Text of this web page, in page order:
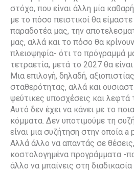
στόχο, που είναι άλλη μία
με το πόσο πειστικοί θα
παραδοτέα μας, την
μας, αλλά και το πόσο θα
πλειοψηφία- ότι το πρόγραμμά
τετραετία, μετά το 2027 θα
Μια επιλογή, δηλαδή,
σταθερότητας, αλλά και
ψεύτικες υποσχέσεις και λεφτά
Αυτό δεν έχει να κάνει με το
κόμματα. Δεν υποτιμούμε τη
είναι μια συζήτηση στην οποία a
Αλλά άλλο να απαντάς σε
κοστολογημένα προγράμματα -
άλλο να μπαίνεις στη